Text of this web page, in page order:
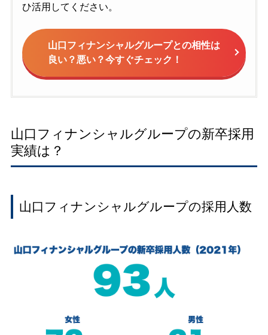
ひ活用してください。
山口フィナンシャルグループとの相性は
良い？悪い？今すぐチェック！
山口フィナンシャルグループの新卒採用
実績は？
山口フィナンシャルグループの採用人数